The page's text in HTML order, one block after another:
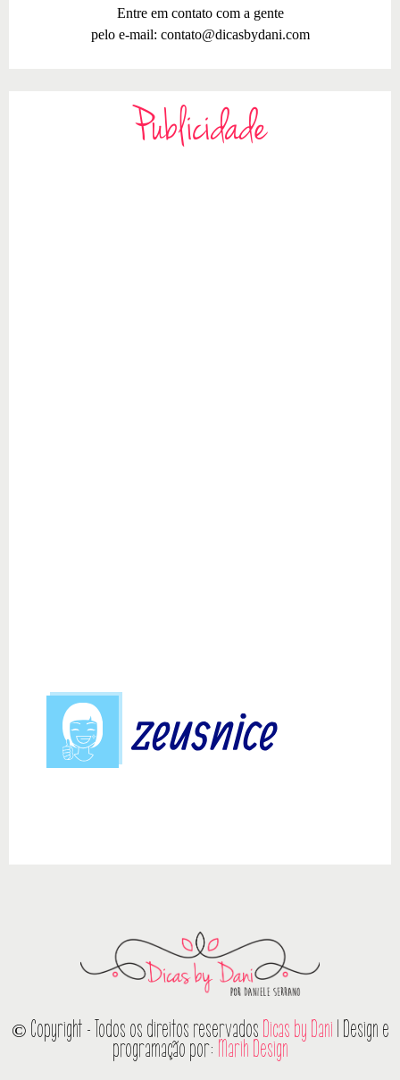
Entre em contato com a gente
pelo e-mail: contato@dicasbydani.com
Publicidade
© Copyright - Todos os direitos reservados Dicas by Dani | Design e
programação por: Marih Design